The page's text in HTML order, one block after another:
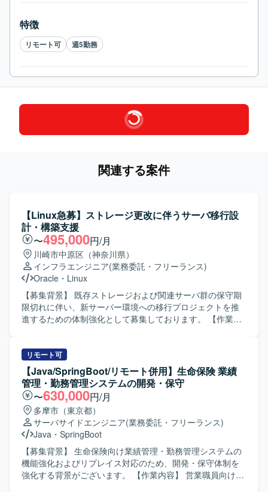
特徴
リモート可 週5勤務
関連する案件
【Linux急募】ストレージ更改に伴うサーバ移行設
計・構築支援
〜495,000円/月
川崎市中原区（神奈川県）
インフラエンジニア(業務委託・フリーランス)
Oracle ・ Linux
【募集背景】 既存ストレージおよび関連サーバ群の保守期
限切れに伴い、新サーバー環境への移行プロジェクトを推
進するための体制強化として募集しております。 【作業内
続などの物理作業を含むサーバ基盤の構築、サーバミドル
ウェア（クラスタ構成など）の設計変更、Oracleデータベ
ース環境の整備、バックアップ処理の設計・設定を担当し
て頂きます。加えて、システム全体の観点で移行計画およ
び手順書の整理を行い、機能試験・障害試験・性能試験の
計画立案と実施、ならびに本番環境への移行作業まで一連
の工程をご担当頂きます。 【求める人物像】 インフラ全体
を俯瞰しながら、自ら課題を整理し設計や手順に落とし込
める方を求めております。不足しているスキルについて
も、指導を受けながら主体的にキャッチアップし、着実に
業務を遂行して頂ける方にマッチしたポジションです。関
リモート可
【Java/SpringBoot/リモート併用】生命保険 業績
管理・勤務管理システムの開発・保守
〜630,000円/月
多摩市（東京都）
サーバサイドエンジニア(業務委託・フリーランス)
Java ・ SpringBoot
【募集背景】 生命保険向け業績管理・勤務管理システムの
機能強化およびリプレイス対応のため、開発・保守体制を
強化する背景がございます。 【作業内容】 営業職員向け勤